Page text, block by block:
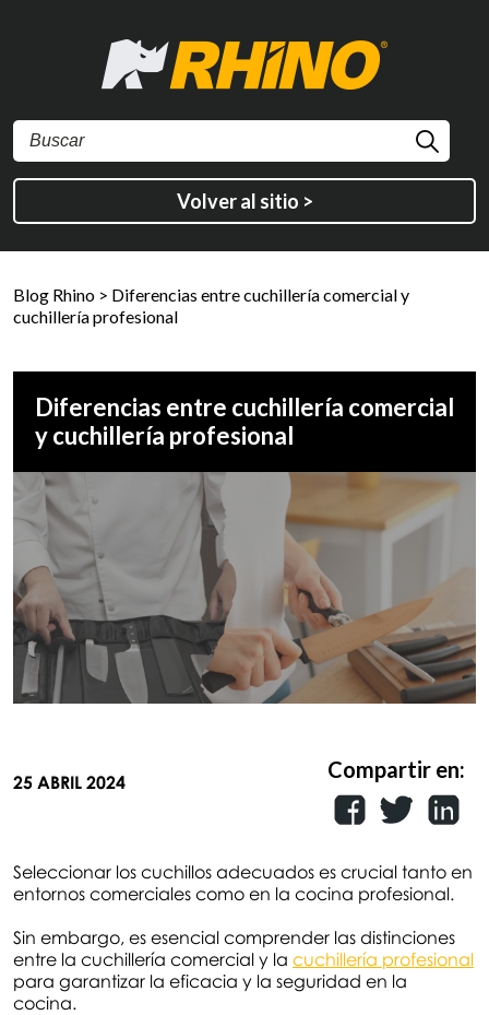
Volver al sitio >
Blog Rhino > Diferencias entre cuchillería comercial y
cuchillería profesional
Diferencias entre cuchillería comercial
y cuchillería profesional
25 ABRIL 2024 Compartir en:
Seleccionar los cuchillos adecuados es crucial tanto en
entornos comerciales como en la cocina profesional.
Sin embargo, es esencial comprender las distinciones
entre la cuchillería comercial y la cuchillería profesional
para garantizar la eficacia y la seguridad en la
cocina.